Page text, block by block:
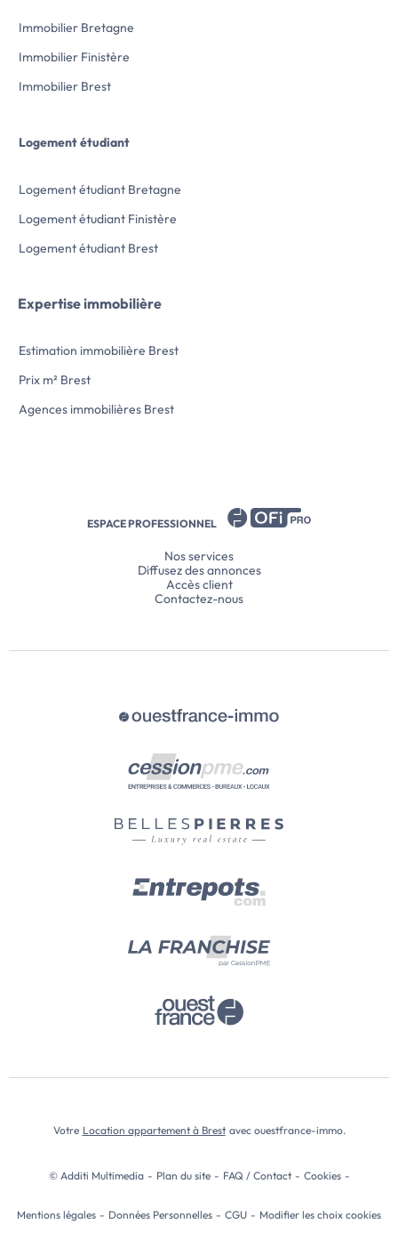
Immobilier Bretagne
Immobilier Finistère
Immobilier Brest
Logement étudiant
Logement étudiant Bretagne
Logement étudiant Finistère
Logement étudiant Brest
Expertise immobilière
Estimation immobilière Brest
Prix m² Brest
Agences immobilières Brest
ESPACE PROFESSIONNEL
Nos services
Diffusez des annonces
Accès client
Contactez-nous
Votre Location appartement à Brest avec ouestfrance-immo.
© Additi Multimedia - Plan du site - FAQ / Contact - Cookies -
Mentions légales - Données Personnelles - CGU - Modifier les choix cookies